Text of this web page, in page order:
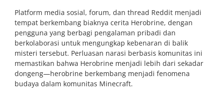
Platform media sosial, forum, dan thread Reddit menjadi
tempat berkembang biaknya cerita Herobrine, dengan
pengguna yang berbagi pengalaman pribadi dan
berkolaborasi untuk mengungkap kebenaran di balik
misteri tersebut. Perluasan narasi berbasis komunitas ini
memastikan bahwa Herobrine menjadi lebih dari sekadar
dongeng—herobrine berkembang menjadi fenomena
budaya dalam komunitas Minecraft.